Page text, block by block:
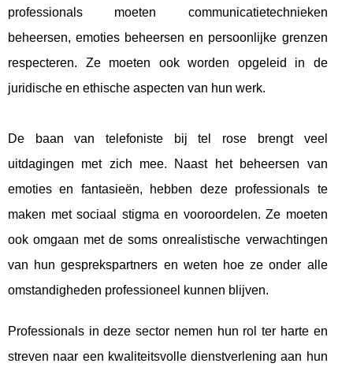
professionals moeten communicatietechnieken
beheersen, emoties beheersen en persoonlijke grenzen
respecteren. Ze moeten ook worden opgeleid in de
juridische en ethische aspecten van hun werk.
De baan van telefoniste bij tel rose brengt veel
uitdagingen met zich mee. Naast het beheersen van
emoties en fantasieën, hebben deze professionals te
maken met sociaal stigma en vooroordelen. Ze moeten
ook omgaan met de soms onrealistische verwachtingen
van hun gesprekspartners en weten hoe ze onder alle
omstandigheden professioneel kunnen blijven.
Professionals in deze sector nemen hun rol ter harte en
streven naar een kwaliteitsvolle dienstverlening aan hun